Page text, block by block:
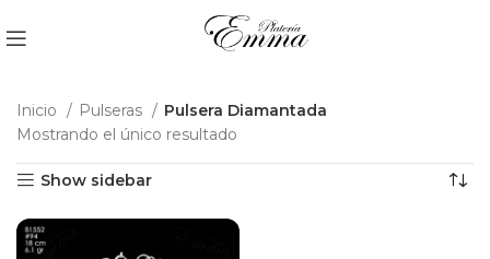
Inicio Pulseras
Pulsera Diamantada
Mostrando el único resultado
Show sidebar